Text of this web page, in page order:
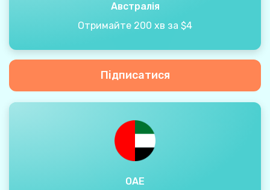
Австралія
Отримайте 200 хв за $4
Підписатися
ОАЕ